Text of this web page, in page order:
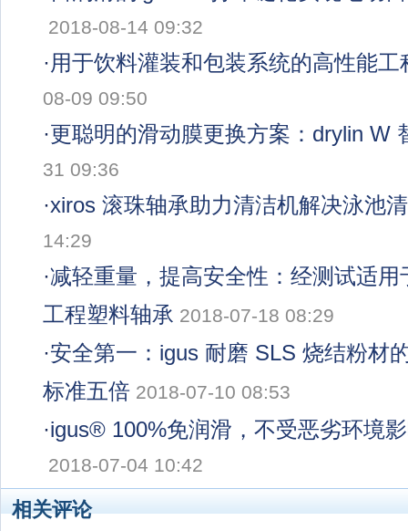
2018-08-14 09:32
·用于饮料灌装和包装系统的高性能工
08-09 09:50
·更聪明的滑动膜更换方案：drylin W
31 09:36
·xiros 滚珠轴承助力清洁机解决泳池
14:29
·减轻重量，提高安全性：经测试适
工程塑料轴承 2018-07-18 08:29
·安全第一：igus 耐磨 SLS 烧结粉材
标准五倍 2018-07-10 08:53
·igus® 100%免润滑，不受恶劣环境
2018-07-04 10:42
相关评论